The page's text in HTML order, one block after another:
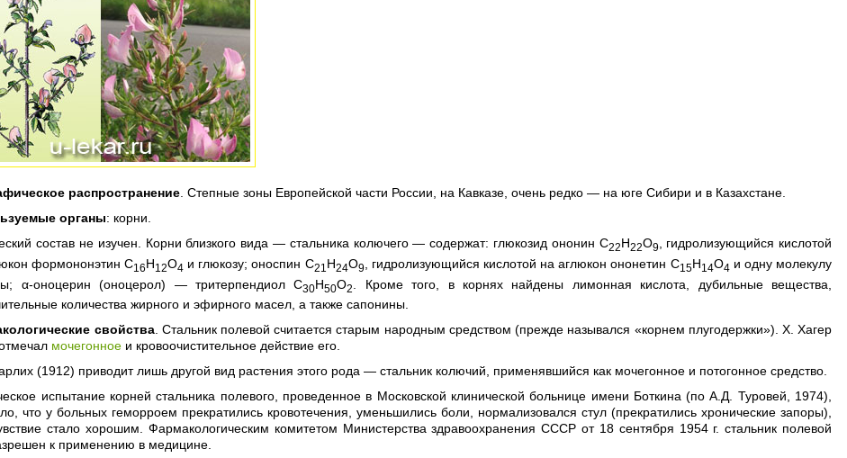
распространение . Степные зоны Европейской части России, на Кавказе, очень редко — на юге Сибири и в Казахстане.
органы: корни.
состав не изучен. Корни близкого вида — стальника колючего — содержат: глюкозид ононин С22Н22О9
, гидролизующийся кислотой
формононэтин С16Н12О4 и глюкозу; оноспин С21 Н24О9 , гидролизующийся кислотой на аглюкон ононетин С15Н14О4 и одну молекулу
α-оноцерин (оноцерол) — тритерпендиол С30Н50О2
. Кроме того, в корнях найдены лимонная кислота, дубильные вещества,
количества жирного и эфирного масел, а также сапонины.
свойства. Стальник полевой считается старым народным средством (прежде назывался «корнем плугодержки»). X. Хагер
мочегонное и кровоочистительное действие его.
(1912) приводит лишь другой вид растения этого рода — стальник колючий, применявшийся как мочегонное и потогонное средство.
испытание корней стальника полевого, проведенное в Московской клинической больнице имени Боткина (по А.Д. Туровей, 1974),
что у больных геморроем прекратились кровотечения, уменьшились боли, нормализовался стул (прекратились хронические запоры),
стало хорошим. Фармакологическим комитетом Министерства здравоохранения СССР от 18 сентября 1954 г. стальник полевой
к применению в медицине.